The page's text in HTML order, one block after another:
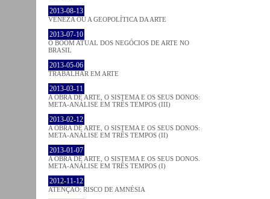
2013-08-13
VENEZA OU A GEOPOLÍTICA DA ARTE
2013-07-10
O BOOM ATUAL DOS NEGÓCIOS DE ARTE NO
BRASIL
2013-05-06
TRABALHAR EM ARTE
2013-03-11
A OBRA DE ARTE, O SISTEMA E OS SEUS DONOS:
META-ANÁLISE EM TRÊS TEMPOS (III)
2013-02-12
A OBRA DE ARTE, O SISTEMA E OS SEUS DONOS:
META-ANÁLISE EM TRÊS TEMPOS (II)
2013-01-07
A OBRA DE ARTE, O SISTEMA E OS SEUS DONOS.
META-ANÁLISE EM TRÊS TEMPOS (I)
2012-11-12
ATENÇÃO: RISCO DE AMNÉSIA